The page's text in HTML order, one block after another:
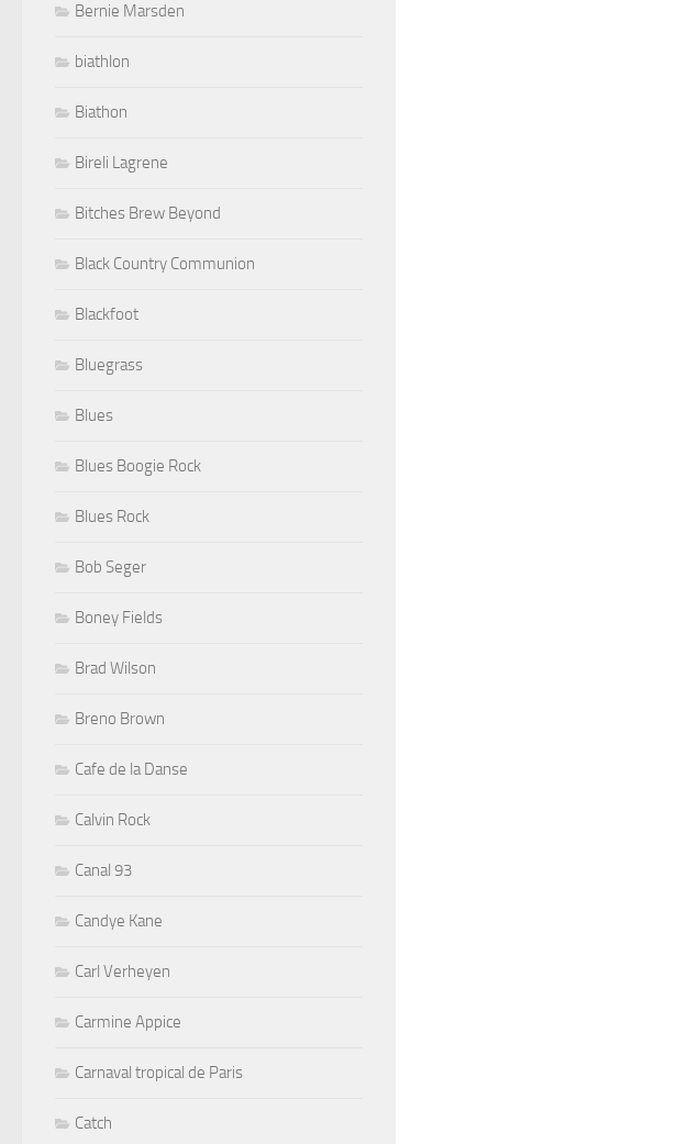
Bernie Marsden
biathlon
Biathon
Bireli Lagrene
Bitches Brew Beyond
Black Country Communion
Blackfoot
Bluegrass
Blues
Blues Boogie Rock
Blues Rock
Bob Seger
Boney Fields
Brad Wilson
Breno Brown
Cafe de la Danse
Calvin Rock
Canal 93
Candye Kane
Carl Verheyen
Carmine Appice
Carnaval tropical de Paris
Catch